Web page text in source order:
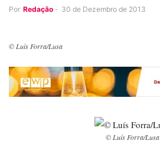
Por Redação - 30 de Dezembro de 2013
© Luís Forra/Lusa
© Luís Forra/Lusa